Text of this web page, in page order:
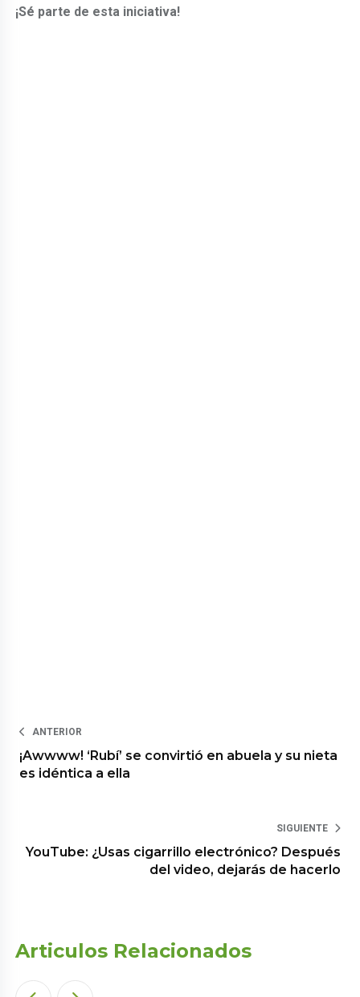
¡Sé parte de esta iniciativa!
ANTERIOR
¡Awwww! ‘Rubí’ se convirtió en abuela y su nieta
es idéntica a ella
SIGUIENTE
YouTube: ¿Usas cigarrillo electrónico? Después
del video, dejarás de hacerlo
Articulos Relacionados